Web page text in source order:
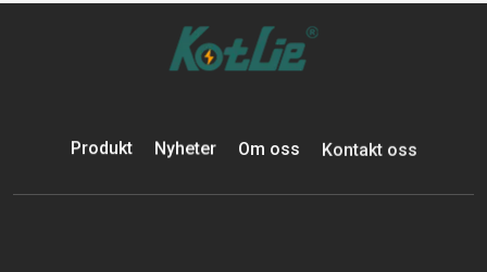
Produkt Nyheter Om oss Kontakt oss